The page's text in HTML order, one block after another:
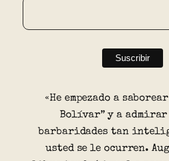
«He empezado a
Bolívar” y a
barbaridades tan
usted se le ocurren.